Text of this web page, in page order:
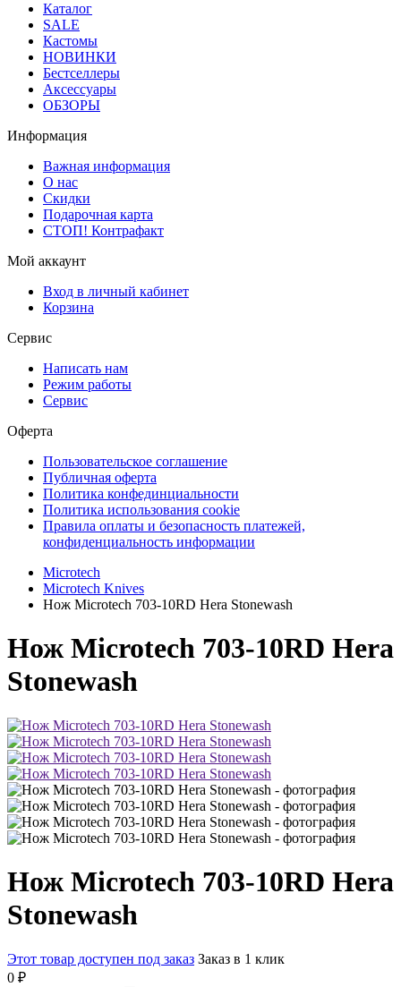
Каталог
SALE
Кастомы
НОВИНКИ
Бестселлеры
Аксессуары
ОБЗОРЫ
Информация
Важная информация
О нас
Скидки
Подарочная карта
СТОП! Контрафакт
Мой аккаунт
Вход в личный кабинет
Корзина
Сервис
Написать нам
Режим работы
Сервис
Оферта
Пользовательское соглашение
Публичная оферта
Политика конфединциальности
Политика использования cookie
Правила оплаты и безопасность платежей,
конфиденциальность информации
Microtech
Microtech Knives
Нож Microtech 703-10RD Hera Stonewash
Нож Microtech 703-10RD Hera
Stonewash
Нож Microtech 703-10RD Hera
Stonewash
Этот товар доступен под заказ Заказ в 1 клик
0 ₽